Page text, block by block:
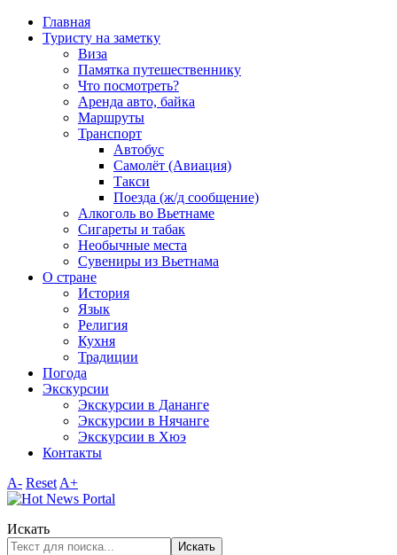
Главная
Туристу на заметку
Виза
Памятка путешественнику
Что посмотреть?
Аренда авто, байка
Маршруты
Транспорт
Автобус
Самолёт (Авиация)
Такси
Поезда (ж/д сообщение)
Алкоголь во Вьетнаме
Сигареты и табак
Необычные места
Сувениры из Вьетнама
О стране
История
Язык
Религия
Кухня
Традиции
Погода
Экскурсии
Экскурсии в Дананге
Экскурсии в Нячанге
Экскурсии в Хюэ
Контакты
A- Reset A+
Искать
Искать